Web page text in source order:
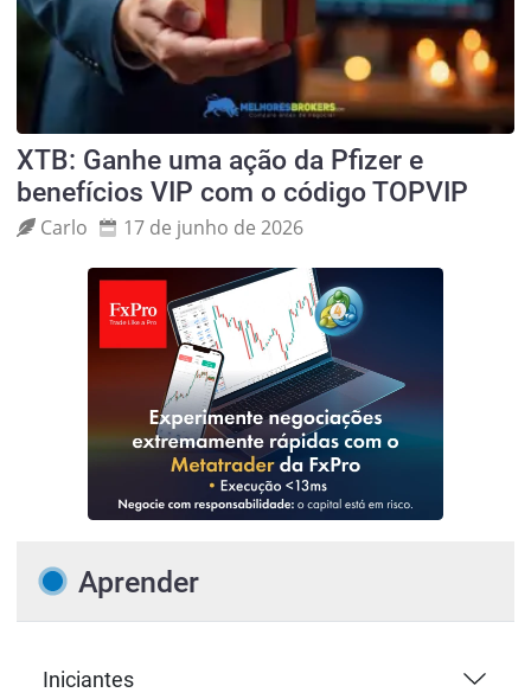
XTB: Ganhe uma ação da Pfizer e
benefícios VIP com o código TOPVIP
Carlo 17 de junho de 2026
Aprender
Iniciantes